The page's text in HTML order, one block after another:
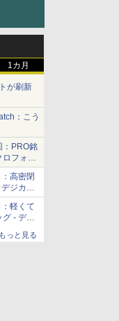
1カ月
トが刷新
：こう
：PRO銘
ロフォー
高密閉
ジカメ
軽くて
- デジ
もっと見る